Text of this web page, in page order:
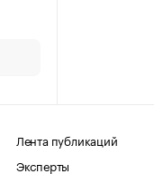
Лента публикаций
Эксперты